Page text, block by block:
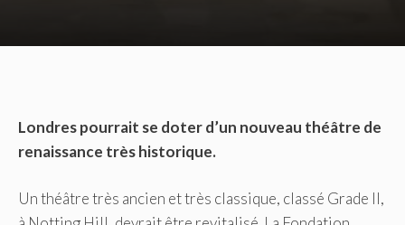
Londres pourrait se doter d’un nouveau théâtre de
renaissance très historique.
Un théâtre très ancien et très classique, classé Grade II,